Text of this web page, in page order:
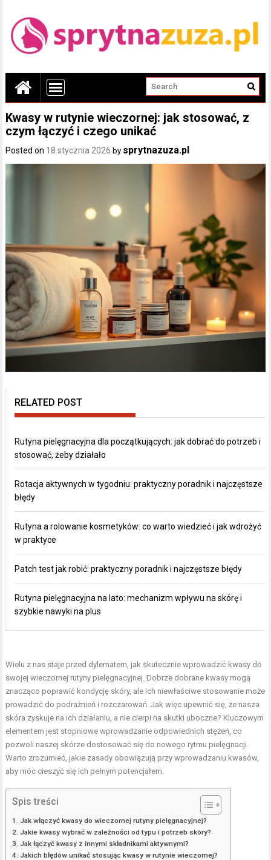
Kwasy w rutynie wieczornej: jak stosować, z
czym łączyć i czego unikać
Posted on 18 stycznia 2026 by sprytnazuza.pl
RELATED POST
Rutyna pielęgnacyjna dla początkujących: jak dobrać do potrzeb i
stosować, żeby działało
Rotacja aktywnych w tygodniu: praktyczny poradnik i najczęstsze
błędy
Rutyna a rolowanie kosmetyków: co warto wiedzieć i jak wdrożyć
w praktyce
Patch test jak robić: praktyczny poradnik i najczęstsze błędy
Rutyna pielęgnacyjna na lato: mechanizm wpływu na skórę i
szybkie nawyki na plus
Wielu z nas staje przed dylematem, jak skutecznie wprowadzić kwasy do
swojej wieczornej rutyny pielęgnacyjnej. Dobrze dobrane kwasy mogą
znacząco poprawić kondycję skóry, ale ich niewłaściwe stosowanie może
prowadzić do podrażnień i rozczarowań. Jak więc upewnić się, że nasza
skóra zyskuje na ich działaniu, a nie cierpi na skutki uboczne? Kluczowym
elementem jest stopniowe wprowadzanie odpowiednich stężeń, co
pozwoli naszej skórze dostosować się do nowego rytmu pielęgnacji.
Warto zrozumieć, jakie zasady obowiązują przy wprowadzaniu kwasów,
aby móc cieszyć się ich pełnym potencjałem.
Spis treści
Jak włączyć kwasy do wieczornej rutyny pielęgnacyjnej?
Jakie kwasy wybrać w zależności od typu i potrzeb skóry?
Jak łączyć kwasy z innymi składnikami aktywnymi?
Jakich błędów unikać stosując kwasy w rutynie wieczornej?